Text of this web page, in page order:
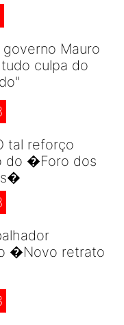
Mauro
culpa do
tal reforço
do �Foro dos
�Novo retrato